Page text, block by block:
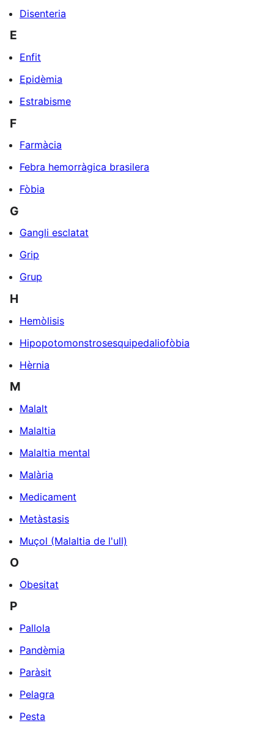
Disenteria
E
Enfit
Epidèmia
Estrabisme
F
Farmàcia
Febra hemorràgica brasilera
Fòbia
G
Gangli esclatat
Grip
Grup
H
Hemòlisis
Hipopotomonstrosesquipedaliofòbia
Hèrnia
M
Malalt
Malaltia
Malaltia mental
Malària
Medicament
Metàstasis
Muçol (Malaltia de l'ull)
O
Obesitat
P
Pallola
Pandèmia
Paràsit
Pelagra
Pesta